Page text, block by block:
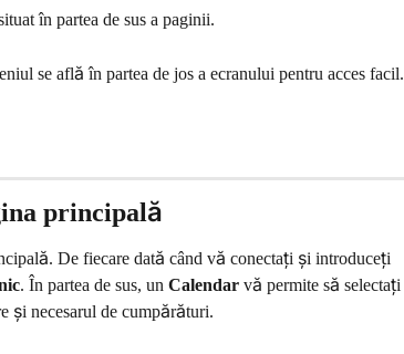
în partea de sus a paginii.
se află în partea de jos a ecranului pentru acces facil.
principală
De fiecare dată când vă conectați și introduceți
. În partea de sus, un Calendar vă permite să selectați
și necesarul de cumpărături.